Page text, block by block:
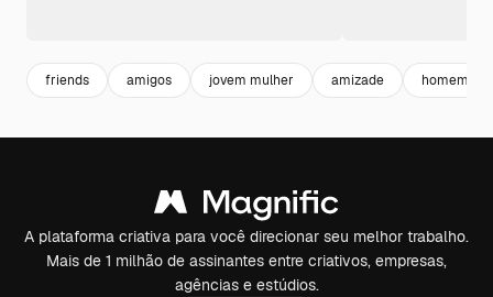
friends amigos jovem mulher amizade homem
A plataforma criativa para você direcionar seu melhor trabalho.
Mais de 1 milhão de assinantes entre criativos, empresas,
agências e estúdios.